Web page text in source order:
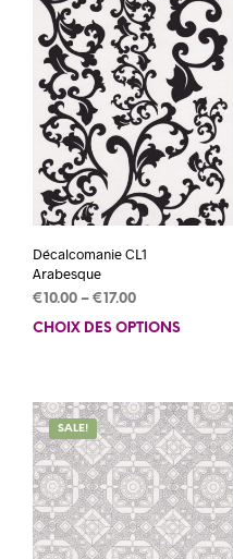
Décalcomanie CL1
Arabesque
€ 10.00 – € 17.00
CHOIX DES OPTIONS
SALE!